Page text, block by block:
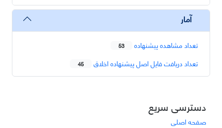
آمار
تعداد مشاهده پیشنهاده 53
تعداد دریافت فایل اصل پیشنهاده اخلاق 45
دسترسی سریع
صفحه اصلی